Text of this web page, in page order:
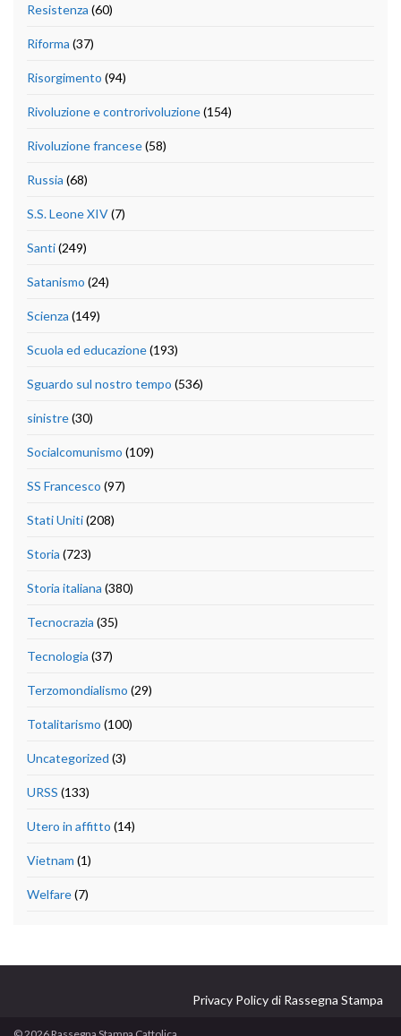
Resistenza (60)
Riforma (37)
Risorgimento (94)
Rivoluzione e controrivoluzione(154)
Rivoluzione francese(58)
Russia (68)
S.S. Leone XIV(7)
Santi(249)
Satanismo (24)
Scienza (149)
Scuola ed educazione(193)
Sguardo sul nostro tempo (536)
sinistre(30)
Socialcomunismo (109)
SS Francesco (97)
Stati Uniti(208)
Storia (723)
Storia italiana (380)
Tecnocrazia (35)
Tecnologia (37)
Terzomondialismo (29)
Totalitarismo (100)
Uncategorized (3)
URSS (133)
Utero in affitto (14)
Vietnam (1)
Welfare(7)
Privacy Policy di Rassegna Stampa